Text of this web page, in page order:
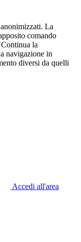
La
comando
la
navigazione in
diversi da quelli
Accedi all'area